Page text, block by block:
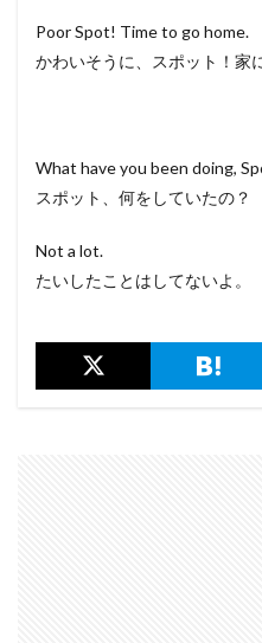
Poor Spot! Time to go home.
かわいそうに、スポット！家
What have you been doing,
スポット、何をしていたの？
Not a lot.
たいしたことはしてないよ。